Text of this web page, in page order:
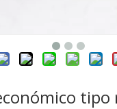
tipo